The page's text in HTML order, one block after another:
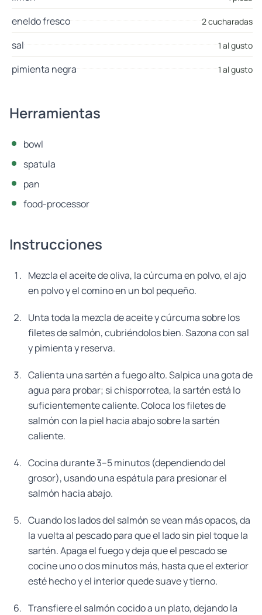
eneldo fresco 2 cucharadas
sal 1 al gusto
pimienta negra 1 al gusto
Herramientas
bowl
spatula
pan
food-processor
Instrucciones
Mezcla el aceite de oliva, la cúrcuma en polvo, el ajo
en polvo y el comino en un bol pequeño.
Unta toda la mezcla de aceite y cúrcuma sobre los
filetes de salmón, cubriéndolos bien. Sazona con sal
y pimienta y reserva.
Calienta una sartén a fuego alto. Salpica una gota de
agua para probar; si chisporrotea, la sartén está lo
suficientemente caliente. Coloca los filetes de
salmón con la piel hacia abajo sobre la sartén
caliente.
Cocina durante 3–5 minutos (dependiendo del
grosor), usando una espátula para presionar el
salmón hacia abajo.
Cuando los lados del salmón se vean más opacos, da
la vuelta al pescado para que el lado sin piel toque la
sartén. Apaga el fuego y deja que el pescado se
cocine uno o dos minutos más, hasta que el exterior
esté hecho y el interior quede suave y tierno.
Transfiere el salmón cocido a un plato, dejando la